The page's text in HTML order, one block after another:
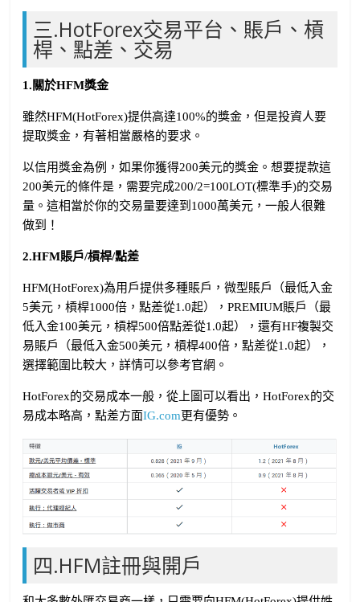
三.HotForex交易平台、賬戶、槓
桿、點差、交易
1.關於HFM獎金
雖然HFM(HotForex)提供高達100%的獎金，但是投資人要
提取獎金，有著相當嚴格的要求。
以信用獎金為例，如果你獲得200美元的獎金。想要提款這
200美元的條件是，需要完成200/2=100LOT(標準手)的交易
量。這相當於你的交易量要達到1000萬美元，一般人很難
做到！
2.HFM賬戶/槓桿/點差
HFM(HotForex)為用戶提供多種賬戶，微型賬戶（最低入金
5美元，槓桿1000倍，點差從1.0起），PREMIUM賬戶（最
低入金100美元，槓桿500倍點差從1.0起），還有HF複製交
易賬戶（最低入金500美元，槓桿400倍，點差從1.0起），
選擇範圍比較大，詳情可以參考官網。
HotForex的交易成本一般，從上圖可以看出，HotForex的交
易成本略高，點差方面IG.com更有優勢。
四.HFM註冊與開戶